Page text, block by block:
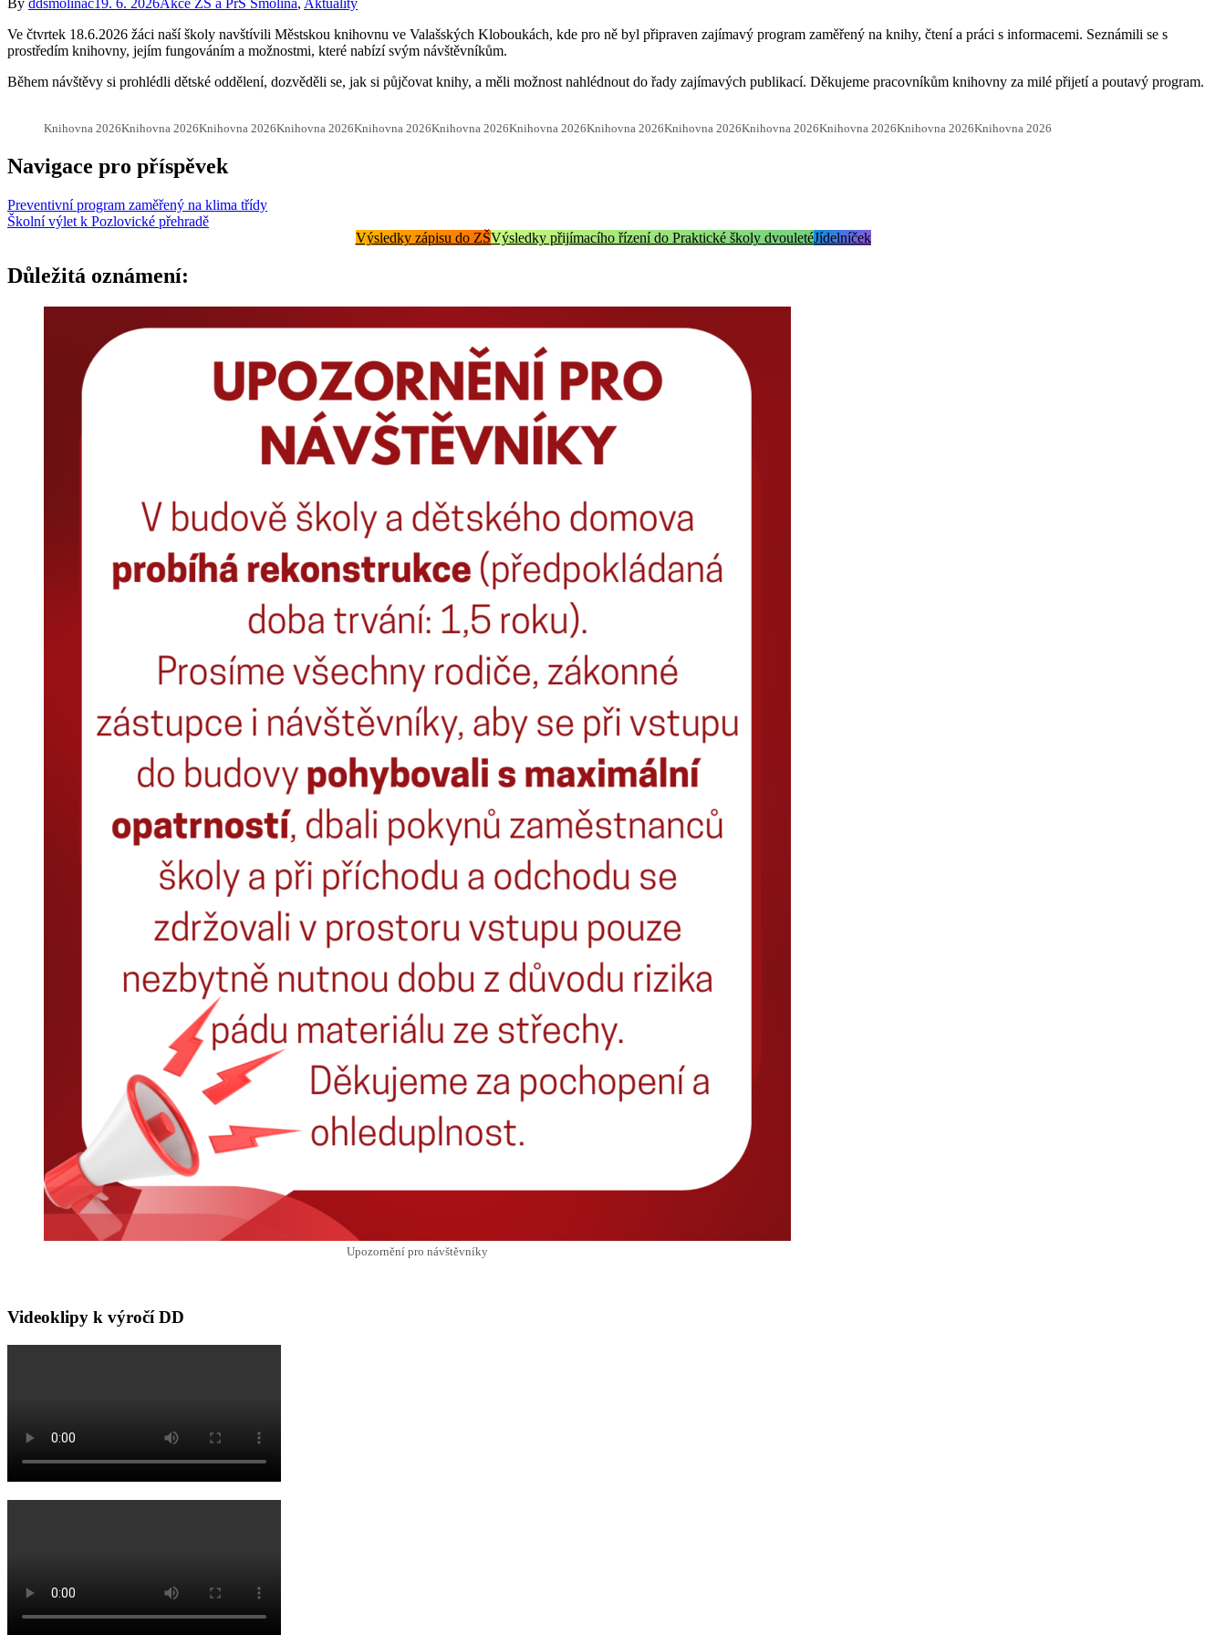
Ve čtvrtek 18.6.2026 žáci naší školy navštívili Městskou knihovnu ve Valašských Kloboukách, kde pro ně byl připraven zajímavý program zaměřený na knihy, čtení a práci s informacemi. Seznámili se s
prostředím knihovny, jejím fungováním a možnostmi, které nabízí svým návštěvníkům.
Během návštěvy si prohlédli dětské oddělení, dozvěděli se, jak si půjčovat knihy, a měli možnost nahlédnout do řady zajímavých publikací. Děkujeme pracovníkům knihovny za milé přijetí a poutavý program.
Knihovna 2026Knihovna 2026Knihovna 2026Knihovna 2026Knihovna 2026Knihovna 2026Knihovna 2026Knihovna 2026Knihovna 2026Knihovna 2026Knihovna 2026Knihovna 2026Knihovna 2026
Navigace pro příspěvek
Preventivní program zaměřený na klima třídy
Školní výlet k Pozlovické přehradě
Výsledky zápisu do ZŠVýsledky přijímacího řízení do Praktické školy dvouletéJídelníček
Důležitá oznámení:
Upozornění pro návštěvníky
Videoklipy k výročí DD